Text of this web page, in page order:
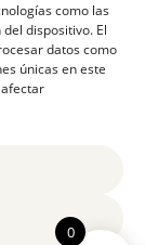
como las
dispositivo. El
datos como
únicas en este
0